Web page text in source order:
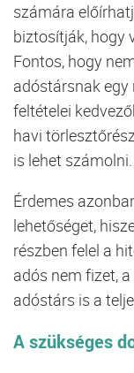
számára
biztosítják, hogy
Fontos, hogy
adóstársnak egy
feltételei
havi
is lehet számolni.
Érdemes
lehetőséget,
részben felel a
adós nem fizet,
adóstárs is a
A szükséges